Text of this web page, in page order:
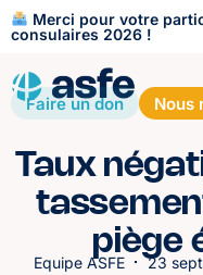
Merci pour votre
consulaires 2026 !
Faire un don Nous
Taux
piège
Equipe ASFE 23